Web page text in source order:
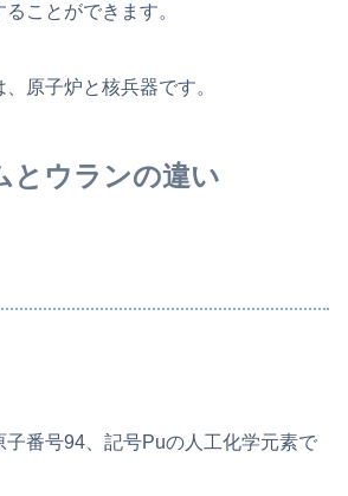
ことができます。
原子炉と核兵器です。
とウランの違い
子番号94、記号Puの人工化学元素で